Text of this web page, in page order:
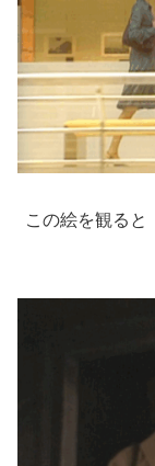
この絵を観ると